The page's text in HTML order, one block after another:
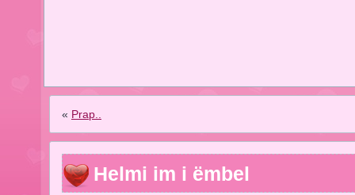
« Prap..
Helmi im i ëmbel